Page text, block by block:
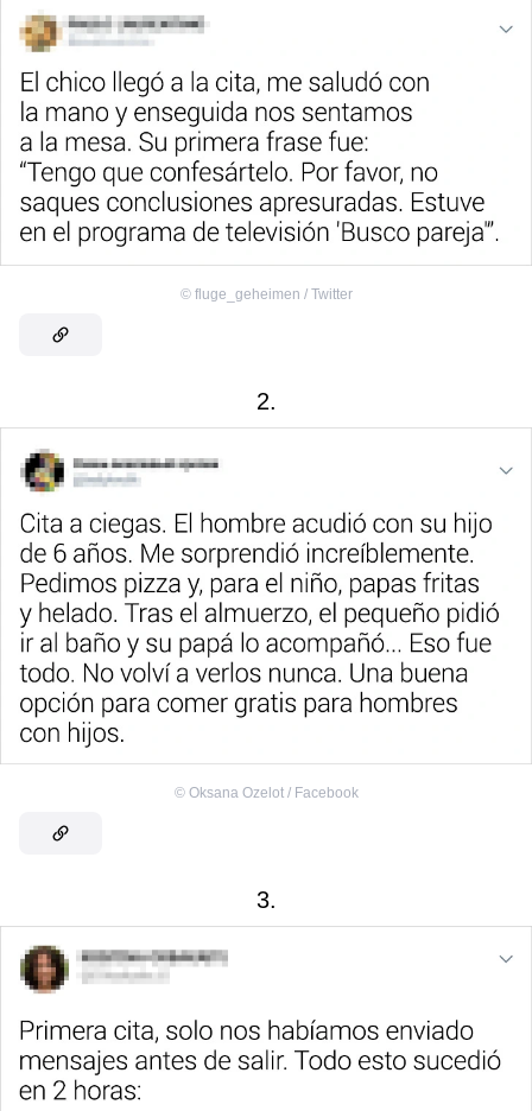
© fluge_geheimen / Twitter
2.
© Oksana Ozelot / Facebook
3.